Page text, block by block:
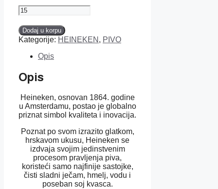
Heineken
Classic
15x0,25l
količina
Dodaj u korpu
Kategorije: HEINEKEN , PIVO
Opis
Opis
Heineken, osnovan 1864. godine
u Amsterdamu, postao je globalno
priznat simbol kvaliteta i inovacija.
Poznat po svom izrazito glatkom,
hrskavom ukusu, Heineken se
izdvaja svojim jedinstvenim
procesom pravljenja piva,
koristeći samo najfinije sastojke,
čisti sladni ječam, hmelj, vodu i
poseban soj kvasca.